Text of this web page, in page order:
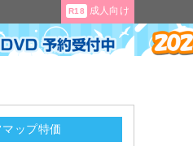
R18 成人向け
マップ特価